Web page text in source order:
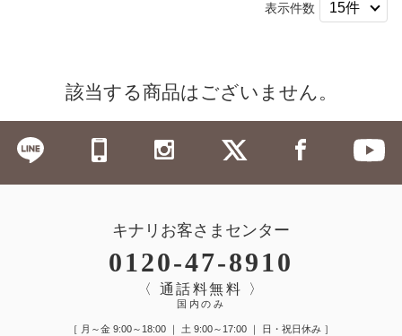
表示件数
該当する商品はございません。
キナリお客さまセンター
0120-47-8910
〈 通話料無料 〉
国内のみ
［ 月～金 9:00～18:00 ｜ 土 9:00～17:00 ｜ 日・祝日休み ］